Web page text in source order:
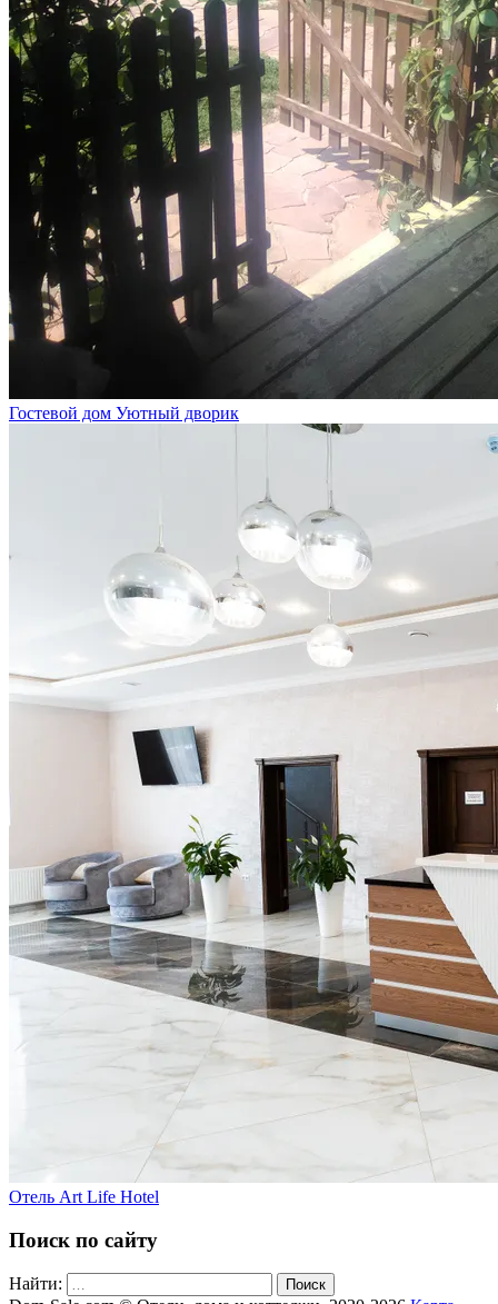
Гостевой дом Уютный дворик
Отель Art Life Hotel
Поиск по сайту
Найти: Поиск